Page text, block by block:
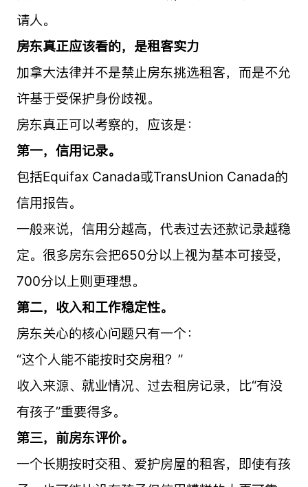
请人。
房东真正应该看的，是租客实力
加拿大法律并不是禁止房东挑选租客，而是不允
许基于受保护身份歧视。
房东真正可以考察的，应该是：
第一，信用记录。
包括Equifax Canada或TransUnion Canada的
信用报告。
一般来说，信用分越高，代表过去还款记录越稳
定。很多房东会把650分以上视为基本可接受，
700分以上则更理想。
第二，收入和工作稳定性。
房东关心的核心问题只有一个：
“这个人能不能按时交房租？”
收入来源、就业情况、过去租房记录，比“有没
有孩子”重要得多。
第三，前房东评价。
一个长期按时交租、爱护房屋的租客，即使有孩